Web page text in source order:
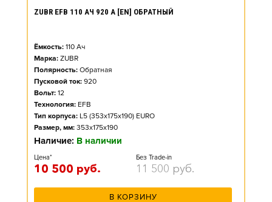
ZUBR EFB 110 АЧ 920 А [EN] ОБРАТНЫЙ
Ёмкость: 110 Ач
Марка: ZUBR
Полярность: Обратная
Пусковой ток: 920
Вольт: 12
Технология: EFB
Тип корпуса: L5 (353x175x190) EURO
Размер, мм: 353x175x190
Наличие: В наличии
Цена*
10 500 руб.
Без Trade-in
11 500 руб.
В КОРЗИНУ